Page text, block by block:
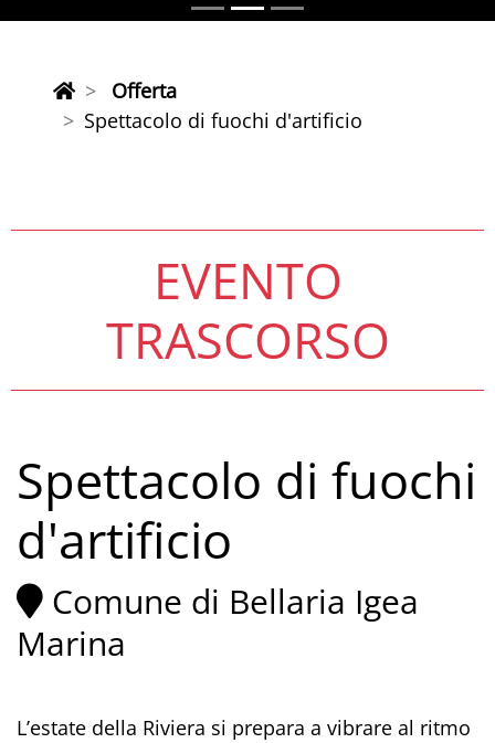
Offerta
Spettacolo di fuochi d'artificio
EVENTO
TRASCORSO
Spettacolo di fuochi
d'artificio
Comune di Bellaria Igea
Marina
L’estate della Riviera si prepara a vibrare al ritmo